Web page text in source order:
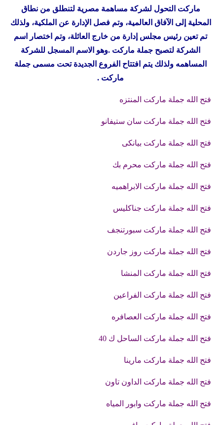
ماركت التحول لشركة مساهمة مصرية لتنطلق من نطاق
المحلية إلى الآفاق العالمية، وتم فصل الإدارة عن الملكية، ولذلك
تم تعين رئيس مجلس إدارة من خارج العائلة، وتم اختصار اسم
الشركة لتصبح جملة ماركت .وهو الاسم المسجل للشركة
المساهمه ولذلك يتم افتتاح الفروع الجديدة تحت مسمى جملة
ماركت .
فتح الله جملة ماركت المنتزه
فتح الله جملة ماركت سان ستيفانو
فتح الله جملة ماركت بيانكى
فتح الله جملة ماركت محرم بك
فتح الله جملة ماركت الابراهميه
فتح الله جملة ماركت جناكليس
فتح الله جملة ماركت سبورتنجف
فتح الله جملة ماركت روز جاردن
فتح الله جملة ماركت المنشا
فتح الله جملة ماركت الفراعين
فتح الله جملة ماركت العصافره
فتح الله جملة ماركت الساحل ك 40
فتح الله جملة ماركت مارينا
فتح الله جملة ماركت الداون تاون
فتح الله جملة ماركت وابور المياه